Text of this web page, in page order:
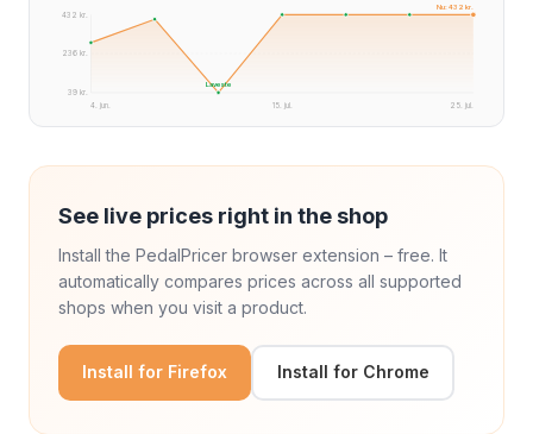
432 kr.
236 kr.
39 kr.
4. jun. 25. jul.
15. jul.
Laveste
Nu: 432 kr.
See live prices right in the shop
Install the PedalPricer browser extension – free. It
automatically compares prices across all supported
shops when you visit a product.
Install for Firefox Install for Chrome